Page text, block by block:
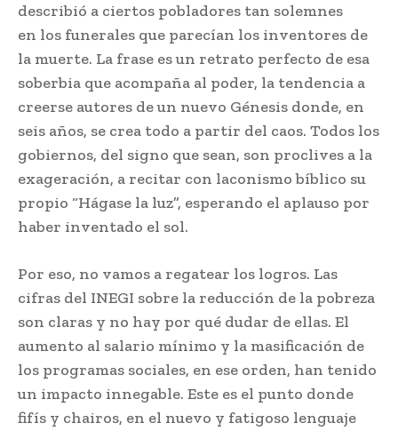
describió a ciertos pobladores tan solemnes
en los funerales que parecían los inventores de
la muerte. La frase es un retrato perfecto de esa
soberbia que acompaña al poder, la tendencia a
creerse autores de un nuevo Génesis donde, en
seis años, se crea todo a partir del caos. Todos los
gobiernos, del signo que sean, son proclives a la
exageración, a recitar con laconismo bíblico su
propio “Hágase la luz”, esperando el aplauso por
haber inventado el sol.
Por eso, no vamos a regatear los logros. Las
cifras del INEGI sobre la reducción de la pobreza
son claras y no hay por qué dudar de ellas. El
aumento al salario mínimo y la masificación de
los programas sociales, en ese orden, han tenido
un impacto innegable. Este es el punto donde
fifís y chairos, en el nuevo y fatigoso lenguaje